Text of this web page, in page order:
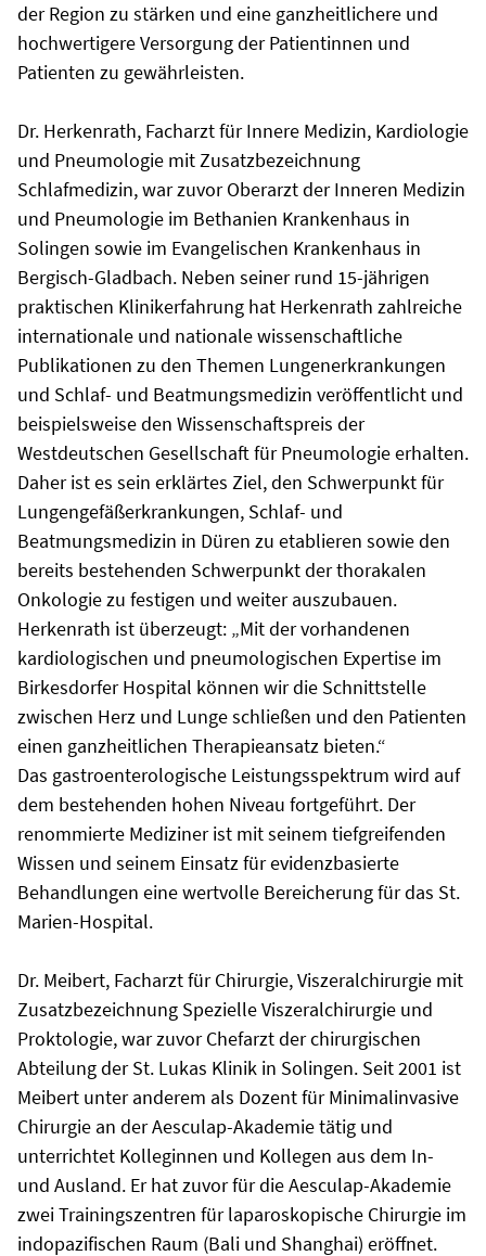
der Region zu stärken und eine ganzheitlichere und
hochwertigere Versorgung der Patientinnen und
Patienten zu gewährleisten.
Dr. Herkenrath, Facharzt für Innere Medizin, Kardiologie
und Pneumologie mit Zusatzbezeichnung
Schlafmedizin, war zuvor Oberarzt der Inneren Medizin
und Pneumologie im Bethanien Krankenhaus in
Solingen sowie im Evangelischen Krankenhaus in
Bergisch-Gladbach. Neben seiner rund 15-jährigen
praktischen Klinikerfahrung hat Herkenrath zahlreiche
internationale und nationale wissenschaftliche
Publikationen zu den Themen Lungenerkrankungen
und Schlaf- und Beatmungsmedizin veröffentlicht und
beispielsweise den Wissenschaftspreis der
Westdeutschen Gesellschaft für Pneumologie erhalten.
Daher ist es sein erklärtes Ziel, den Schwerpunkt für
Lungengefäßerkrankungen, Schlaf- und
Beatmungsmedizin in Düren zu etablieren sowie den
bereits bestehenden Schwerpunkt der thorakalen
Onkologie zu festigen und weiter auszubauen.
Herkenrath ist überzeugt: „Mit der vorhandenen
kardiologischen und pneumologischen Expertise im
Birkesdorfer Hospital können wir die Schnittstelle
zwischen Herz und Lunge schließen und den Patienten
einen ganzheitlichen Therapieansatz bieten.“
Das gastroenterologische Leistungsspektrum wird auf
dem bestehenden hohen Niveau fortgeführt. Der
renommierte Mediziner ist mit seinem tiefgreifenden
Wissen und seinem Einsatz für evidenzbasierte
Behandlungen eine wertvolle Bereicherung für das St.
Marien-Hospital.
Dr. Meibert, Facharzt für Chirurgie, Viszeralchirurgie mit
Zusatzbezeichnung Spezielle Viszeralchirurgie und
Proktologie, war zuvor Chefarzt der chirurgischen
Abteilung der St. Lukas Klinik in Solingen. Seit 2001 ist
Meibert unter anderem als Dozent für Minimalinvasive
Chirurgie an der Aesculap-Akademie tätig und
unterrichtet Kolleginnen und Kollegen aus dem In-
und Ausland. Er hat zuvor für die Aesculap-Akademie
zwei Trainingszentren für laparoskopische Chirurgie im
indopazifischen Raum (Bali und Shanghai) eröffnet.